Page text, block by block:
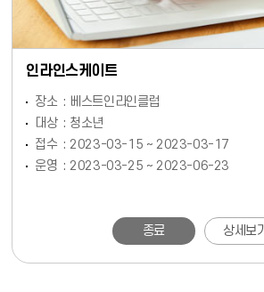
인라인스케이트
장소
베스트인라인클럽
대상
청소년
접수
2023-03-15 ~ 2023-03-17
운영
2023-03-25 ~ 2023-06-23
종료 상세보기